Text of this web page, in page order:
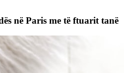
në Paris me të ftuarit tanë